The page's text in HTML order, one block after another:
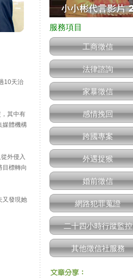
10天治
其中有
媒體機構
外侵入
目標轉向
又發現她
工商徵信
法律諮詢
家暴徵信
感情挽回
跨國專案
外遇捉猴
婚前徵信
網路犯罪蒐證
二十四小時行蹤監控
其他徵信社服務